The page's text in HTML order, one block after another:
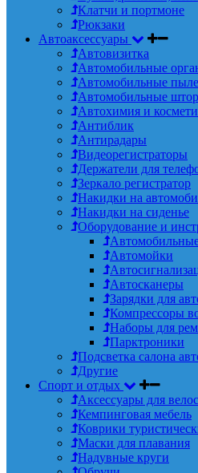
Клатчи и портмоне
Рюкзаки
Автоаксессуары
Автовизитка
Автомобильные
Автомобильные
Автомобильные
Автохимия и
Антиблик
Антирадары
Видеорегистраторы
Держатели для
Зеркало регистратор
Накидки на
Накидки на сиденье
Оборудование и
Автомойки
Автосканеры
Зарядки для
Компрессоры
Наборы для
Парктроники
Подсветка салона
Другие
Спорт и отдых
Аксессуары для
Кемпинговая мебель
Коврики
Маски для плавания
Надувные круги